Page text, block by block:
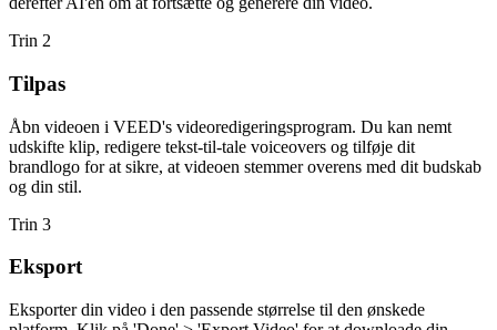
Trin 2
Tilpas
Åbn videoen i VEED's videoredigeringsprogram. Du kan nemt
udskifte klip, redigere tekst-til-tale voiceovers og tilføje dit
brandlogo for at sikre, at videoen stemmer overens med dit budskab
og din stil.
Trin 3
Eksport
Eksporter din video i den passende størrelse til den ønskede